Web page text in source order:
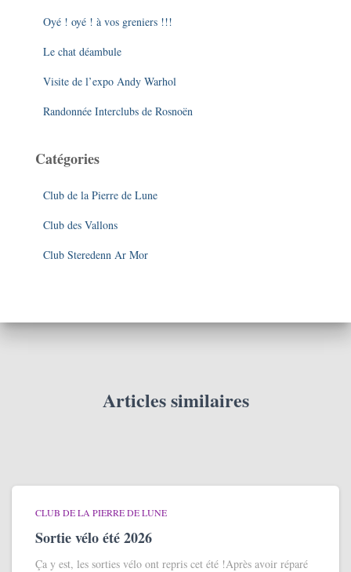
Oyé ! oyé ! à vos greniers !!!
Le chat déambule
Visite de l’expo Andy Warhol
Randonnée Interclubs de Rosnoën
Catégories
Club de la Pierre de Lune
Club des Vallons
Club Steredenn Ar Mor
Articles similaires
CLUB DE LA PIERRE DE LUNE
Sortie vélo été 2026
Ça y est, les sorties vélo ont repris cet été !Après avoir réparé